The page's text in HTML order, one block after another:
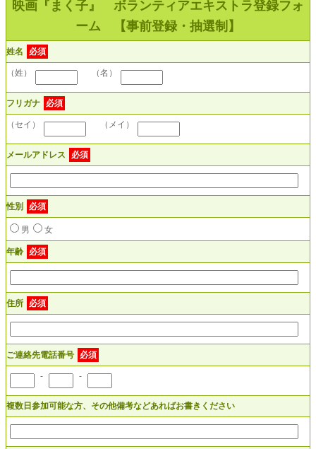
映画『まく子』 ボランティアエキストラ登録フォ
ーム 【事前登録・抽選制】
姓名 必須
（姓） （名）
フリガナ 必須
（セイ） （メイ）
メールアドレス 必須
性別 必須
男 女
年齢 必須
住所 必須
ご連絡先電話番号 必須
- -
複数日参加可能な方、その他備考などあればお書きください